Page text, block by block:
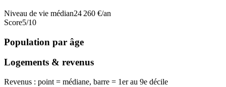
Niveau de vie médian24 260 €/an
Score5/10
Population par âge
Logements & revenus
Revenus : point = médiane, barre = 1er au 9e décile